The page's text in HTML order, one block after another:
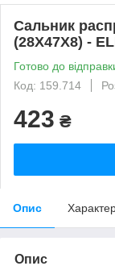
Сальник
(28X47X8) -
Готово до
Код: 159.714
423 ₴
Опис
Опис